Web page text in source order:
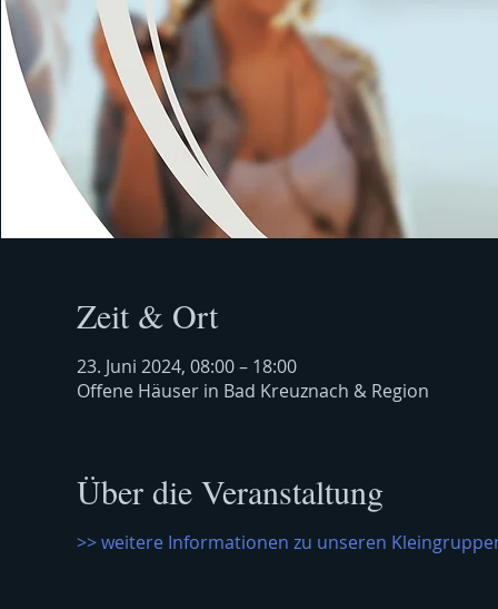
Zeit & Ort
23. Juni 2024, 08:00 – 18:00
Offene Häuser in Bad Kreuznach & Region
Über die Veranstaltung
>> weitere Informationen zu unseren